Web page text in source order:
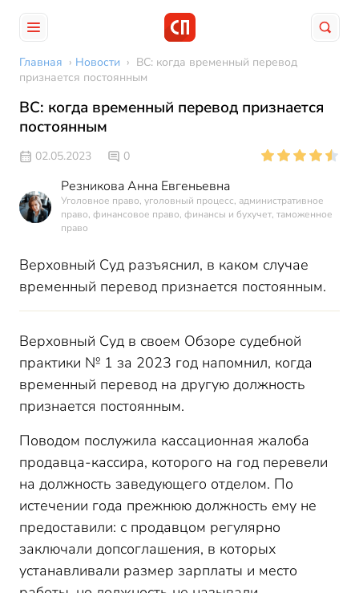
Главная › Новости › ВС: когда временный перевод
признается постоянным
ВС: когда временный перевод признается
постоянным
02.05.2023 0
Резникова Анна Евгеньевна
Уголовное право, уголовный процесс, административное
право, финансовое право, финансы и бухучет, таможенное
право
Верховный Суд разъяснил, в каком случае
временный перевод признается постоянным.
Верховный Суд в своем Обзоре судебной
практики № 1 за 2023 год напомнил, когда
временный перевод на другую должность
признается постоянным.
Поводом послужила кассационная жалоба
продавца-кассира, которого на год перевели
на должность заведующего отделом. По
истечении года прежнюю должность ему не
предоставили: с продавцом регулярно
заключали допсоглашения, в которых
устанавливали размер зарплаты и место